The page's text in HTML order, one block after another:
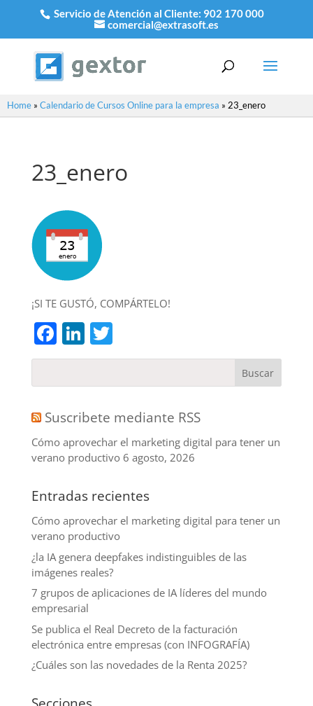
Servicio de Atención al Cliente: 902 170 000
comercial@extrasoft.es
Home » Calendario de Cursos Online para la empresa » 23_enero
23_enero
¡SI TE GUSTÓ, COMPÁRTELO!
Facebook
LinkedIn
Twitter
Suscribete mediante RSS
Cómo aprovechar el marketing digital para tener un
verano productivo 6 agosto, 2026
Entradas recientes
Cómo aprovechar el marketing digital para tener un
verano productivo
¿la IA genera deepfakes indistinguibles de las
imágenes reales?
7 grupos de aplicaciones de IA líderes del mundo
empresarial
Se publica el Real Decreto de la facturación
electrónica entre empresas (con INFOGRAFÍA)
¿Cuáles son las novedades de la Renta 2025?